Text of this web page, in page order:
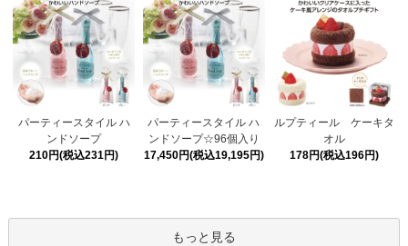
パーティースタイル ハ
ンドソープ
210円(税込231円)
パーティースタイル ハ
ンドソープ☆96個入り
17,450円(税込19,195円)
ルプティール ケーキタ
オル
178円(税込196円)
もっと見る